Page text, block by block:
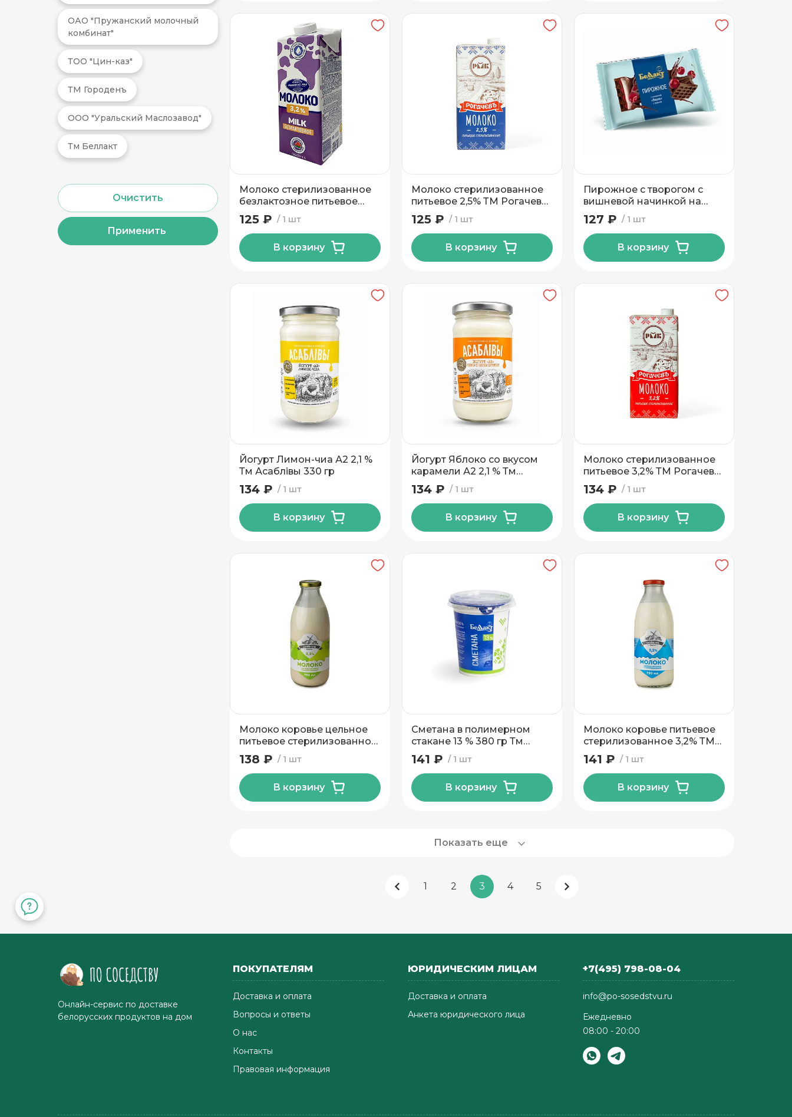
ОАО "Пружанский молочный
комбинат"
ТОО "Цин-каз"
ТМ Городенъ
ООО "Уральский Маслозавод"
Тм Беллакт
Применить
Молоко стерилизованное
безлактозное питьевое
3,2% ТМ Молочный Мир 1л
1 шт
125 ₽
В корзину
Молоко стерилизованное
питьевое 2,5% ТМ Рогачевъ
1л
1 шт
125 ₽
В корзину
Пирожное с творогом с
вишневой начинкой на
вафле с какао 23% 100гр Тм
Беллакт 1 шт
127 ₽
В корзину
Йогурт Лимон-чиа А2 2,1 %
Тм Асаблiвы 330 гр
1 шт
134 ₽
В корзину
Йогурт Яблоко со вкусом
карамели А2 2,1 % Тм
Асаблiвы 330 гр
1 шт
134 ₽
В корзину
Молоко стерилизованное
питьевое 3,2% ТМ Рогачевъ
1л
1 шт
134 ₽
В корзину
Молоко коровье цельное
питьевое стерилизованное
2,5% ТМ Сычевские Фермы
750 мл.
1 шт
138 ₽
В корзину
Сметана в полимерном
стакане 13 % 380 гр Тм
Беллакт
1 шт
141 ₽
В корзину
Молоко коровье питьевое
стерилизованное 3,2% ТМ
Сычевские Фермы 750 мл.
Гост
1 шт
141 ₽
В корзину
Показать еще
1 2 3 4 5
Онлайн-сервис по доставке
белорусских продуктов на дом
ПОКУПАТЕЛЯМ
Доставка и оплата
Вопросы и ответы
О нас
Контакты
Правовая информация
ЮРИДИЧЕСКИМ ЛИЦАМ
Доставка и оплата
Анкета юридического лица
+7(495) 798-08-04
info@po-sosedstvu.ru
Ежедневно
08:00 - 20:00
Доставка
Кв./Офис* Подъезд
Домофон
Подтвердить адрес